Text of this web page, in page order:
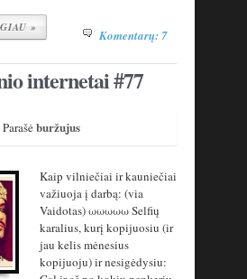
» Komentarų: 7
internetai #77
Parašėburžujus
Kaip vilniečiai ir kauniečiai
važiuoja į darbą: (via
Vaidotas) ωωωωω Selfių
karalius, kurį kopijuosiu (ir
jau kelis mėnesius
kopijuoju) ir nesigėdysiu: